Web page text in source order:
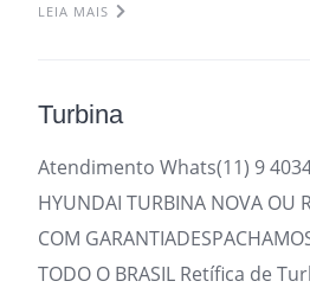
LEIA MAIS
Turbina
Atendimento Whats(11) 9
HYUNDAI TURBINA NOVA OU
COM
TODO O BRASIL Retífica de